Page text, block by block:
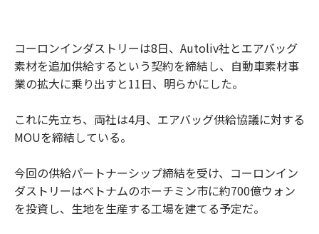
コーロンインダストリーは8日、Autoliv社とエアバッグ
素材を追加供給するという契約を締結し、自動車素材事
業の拡大に乗り出すと11日、明らかにした。
これに先立ち、両社は4月、エアバッグ供給協議に対する
MOUを締結している。
今回の供給パートナーシップ締結を受け、コーロンイン
ダストリーはベトナムのホーチミン市に約700億ウォン
を投資し、生地を生産する工場を建てる予定だ。